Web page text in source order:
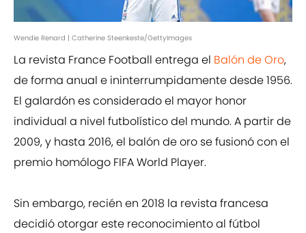
Wendie Renard | Catherine Steenkeste/GettyImages
La revista France Football entrega el Balón de Oro,
de forma anual e ininterrumpidamente desde 1956.
El galardón es considerado el mayor honor
individual a nivel futbolístico del mundo. A partir de
2009, y hasta 2016, el balón de oro se fusionó con el
premio homólogo FIFA World Player.
Sin embargo, recién en 2018 la revista francesa
decidió otorgar este reconocimiento al fútbol